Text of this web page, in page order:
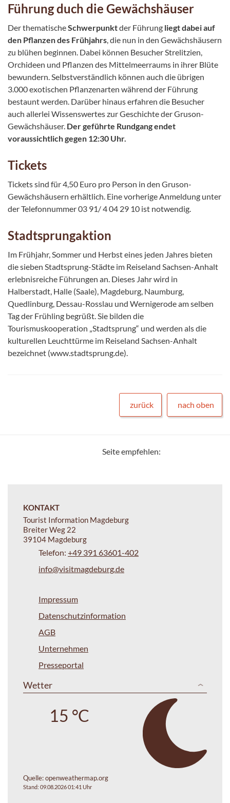
Führung duch die Gewächshäuser
Der thematischeSchwerpunktder Führung liegt dabei auf
den Pflanzen des Frühjahrs , die nun in den Gewächshäusern
zu blühen beginnen. Dabei können Besucher Strelitzien,
Orchideen und Pflanzen des Mittelmeerraums in ihrer Blüte
bewundern. Selbstverständlich können auch die übrigen
3.000 exotischen Pflanzenarten während der Führung
bestaunt werden. Darüber hinaus erfahren die Besucher
auch allerlei Wissenswertes zur Geschichte der Gruson-
Gewächshäuser. Der geführte Rundgang endet
voraussichtlich gegen 12:30 Uhr.
Tickets
Tickets sind für 4,50 Euro pro Person in den Gruson-
Gewächshäusern erhältlich. Eine vorherige Anmeldung unter
der Telefonnummer 03 91/ 4 04 29 10 ist notwendig.
Stadtsprungaktion
Im Frühjahr, Sommer und Herbst eines jeden Jahres bieten
die sieben Stadtsprung-Städte im Reiseland Sachsen-Anhalt
erlebnisreiche Führungen an. Dieses Jahr wird in
Halberstadt, Halle (Saale), Magdeburg, Naumburg,
Quedlinburg, Dessau-Rosslau und Wernigerode am selben
Tag der Frühling begrüßt. Sie bilden die
Tourismuskooperation „Stadtsprung“ und werden als die
kulturellen Leuchttürme im Reiseland Sachsen-Anhalt
bezeichnet (www.stadtsprung.de).
zurück nach oben
Seite empfehlen:
KONTAKT
Tourist Information Magdeburg
Breiter Weg 22
39104 Magdeburg
Telefon: +49 391 63601-402
info@visitmagdeburg.de
Impressum
Datenschutzinformation
AGB
Unternehmen
Presseportal
Wetter
15 °C
Quelle:openweathermap.org
Stand: 09.08.2026 01:41 Uhr